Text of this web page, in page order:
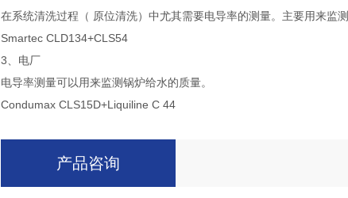
在系统清洗过程（ 原位清洗）中尤其需要电导率的测量。主要用来监
Smartec CLD134+CLS54
3、电厂
电导率测量可以用来监测锅炉给水的质量。
Condumax CLS15D+Liquiline C 44
产品咨询